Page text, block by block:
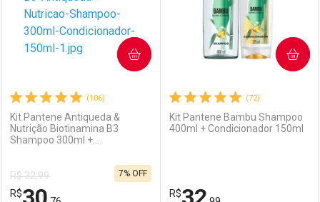
(106)
Kit Pantene Antiqueda &
Nutrição Biotinamina B3
Shampoo 300ml +
R$ 32,99
R$
7% OFF
COMPRAR
(72)
Kit Pantene Bambu Shampoo
400ml + Condicionador 150ml
R$
COMPRAR